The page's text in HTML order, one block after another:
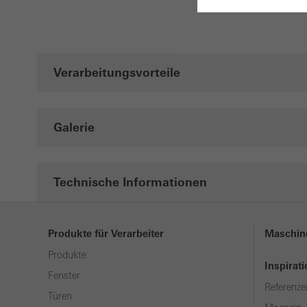
Verarbeitungsvorteile
Galerie
Technische Informationen
Produkte für Verarbeiter
Produkte
Fenster
Türen